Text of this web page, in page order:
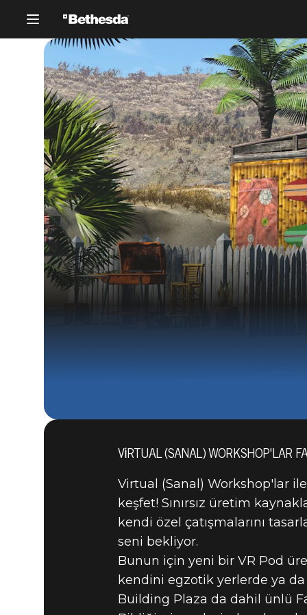
VIRTUAL (SANAL) WORKSHOP'LAR
Virtual (Sanal) Workshop'lar
keşfet! Sınırsız üretim
kendi özel çatışmalarını
seni bekliyor.
Bunun için yeni bir VR Pod
kendini egzotik yerlerde ya
Building Plaza da dahil ünlü